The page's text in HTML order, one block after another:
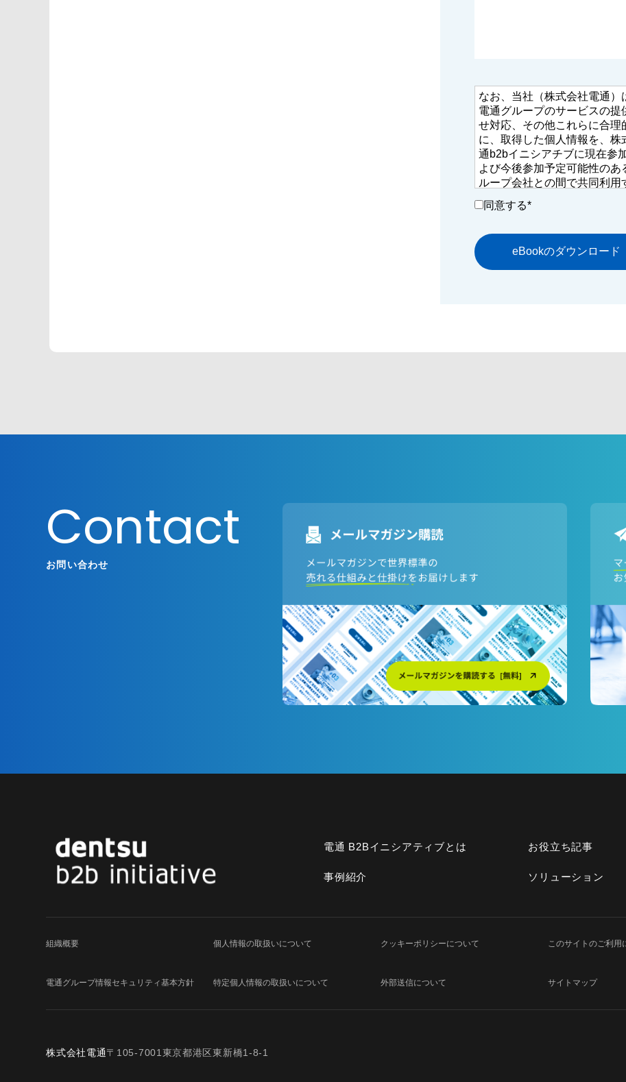
なお、当社（株式会社電通
電通グループのサービスの
せ対応、その他これらに合理
に、取得した個人情報を、
通b2bイニシアチブに現在参
よび今後参加予定可能性の
ループ会社との間で共同利用
に管理いたします。
dentsu Japanに所属するグル
同意する*
Contact
お問い合わせ
電通 B2Bイニシアティブとは お役立ち記事
事例紹介 ソリューション
組織概要 個人情報の取扱いについて クッキーポリシーについて このサイトのご利用
電通グループ情報セキュリティ基本方針 特定個人情報の取扱いについて 外部送信について サイトマップ
株式会社電通〒105-7001東京都港区東新橋1-8-1